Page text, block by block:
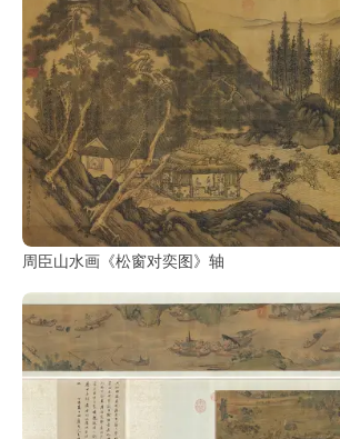
周臣山水画《松窗对奕图》轴